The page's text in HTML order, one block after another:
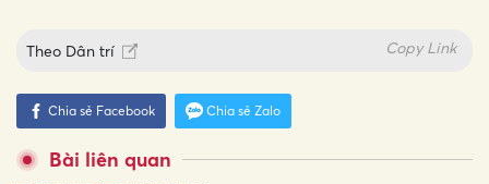
Theo Dân trí Copy Link
Chia sẻ Facebook Chia sẻ Zalo
Bài liên quan